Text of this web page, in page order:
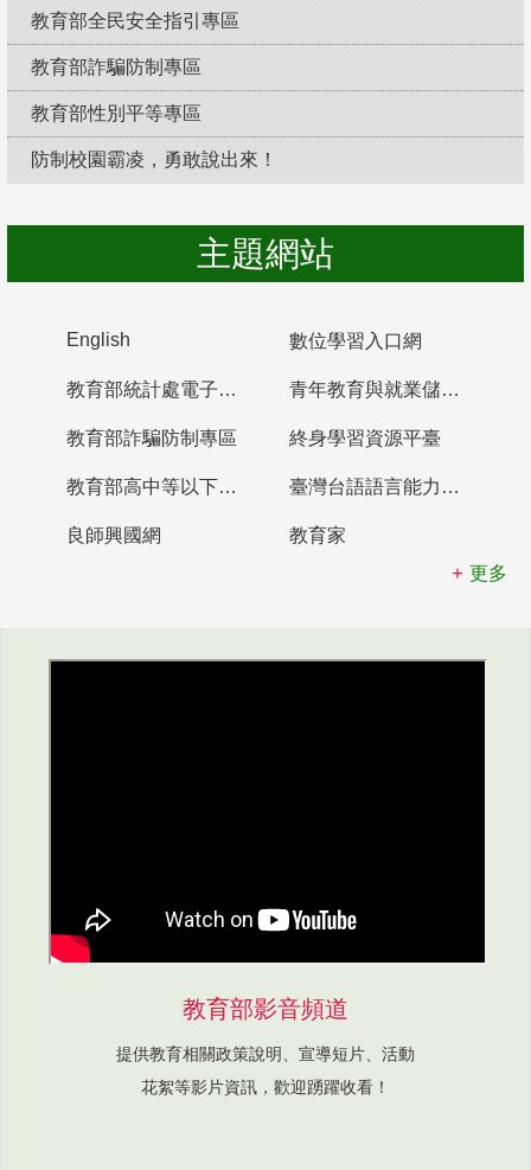
教育部全民安全指引專區
教育部詐騙防制專區
教育部性別平等專區
防制校園霸凌，勇敢說出來！
主題網站
English 數位學習入口網
教育部統計處電子書櫃 青年教育與就業儲蓄帳戶
教育部詐騙防制專區 終身學習資源平臺
教育部高中等以下學校及幼兒園教師資格檢定考試 臺灣台語語言能力認證網站
良師興國網
教育家
更多
教育部影音頻道
提供教育相關政策說明、宣導短片、活動
花絮等影片資訊，歡迎踴躍收看！